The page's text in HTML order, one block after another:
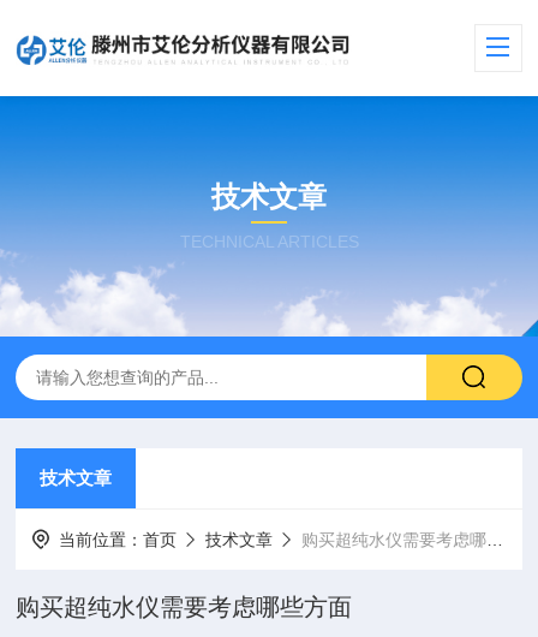
技术文章
TECHNICAL ARTICLES
技术文章
当前位置：首页 技术文章 购买超纯水仪需要考虑哪些方面
购买超纯水仪需要考虑哪些方面